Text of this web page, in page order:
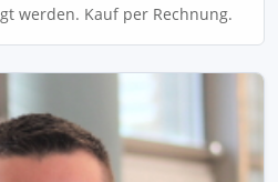
werden. Kauf per Rechnung.